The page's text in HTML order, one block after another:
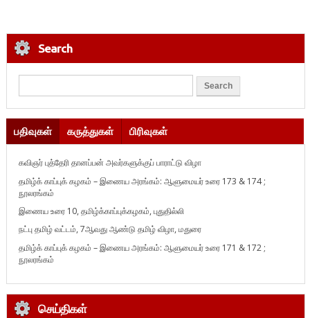
Search
பதிவுகள் கருத்துகள் பிரிவுகள்
கவிஞர் புத்தேரி தானப்பன் அவர்களுக்குப் பாராட்டு விழா
தமிழ்க் காப்புக் கழகம் – இணைய அரங்கம்: ஆளுமையர் உரை 173 & 174 ;
நூலரங்கம்
இணைய உரை 10, தமிழ்க்காப்புக்கழகம், புதுதில்லி
நட்பு தமிழ் வட்டம், 7ஆவது ஆண்டு தமிழ் விழா, மதுரை
தமிழ்க் காப்புக் கழகம் – இணைய அரங்கம்: ஆளுமையர் உரை 171 & 172 ;
நூலரங்கம்
செய்திகள்